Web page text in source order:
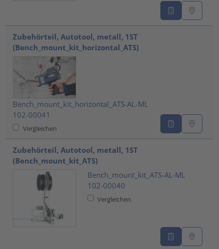
Zubehörteil, Autotool, metall, 1ST
(Bench_mount_kit_horizontal_ATS)
Bench_mount_kit_horizontal_ATS-AL-ML
102-00041
Vergleichen
Zubehörteil, Autotool, metall, 1ST
(Bench_mount_kit_ATS)
Bench_mount_kit_ATS-AL-ML
102-00040
Vergleichen